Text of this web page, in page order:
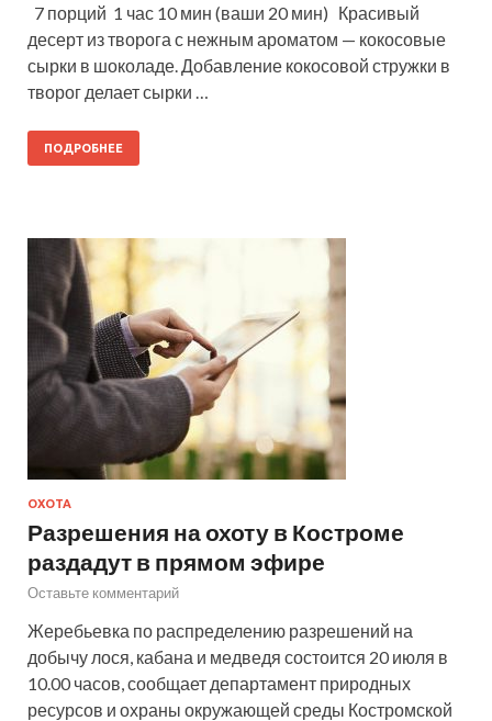
7 порций 1 час 10 мин (ваши 20 мин) Красивый
десерт из творога с нежным ароматом — кокосовые
сырки в шоколаде. Добавление кокосовой стружки в
творог делает сырки …
ПОДРОБНЕЕ
ОХОТА
Разрешения на охоту в Костроме
раздадут в прямом эфире
Оставьте комментарий
Жеребьевка по распределению разрешений на
добычу лося, кабана и медведя состоится 20 июля в
10.00 часов, сообщает департамент природных
ресурсов и охраны окружающей среды Костромской